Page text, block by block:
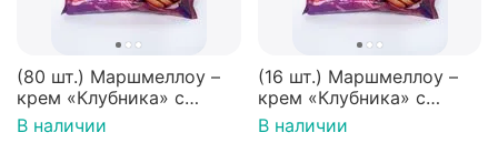
(80 шт.) Маршмеллоу –
крем «Клубника» с
палочками (ТМ
«Зефирный Лео»)
В наличии
(16 шт.) Маршмеллоу –
крем «Клубника» с
палочками (ТМ
«Зефирный Лео»)
В наличии